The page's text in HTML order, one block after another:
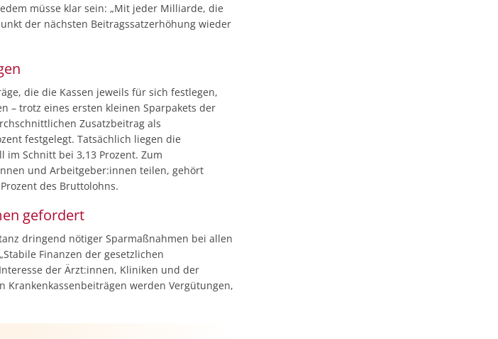
müsse klar sein: „Mit jeder Milliarde, die
der nächsten Beitragssatzerhöhung wieder
die die Kassen jeweils für sich festlegen,
– trotz eines ersten kleinen Sparpakets der
Zusatzbeitrag als
festgelegt. Tatsächlich liegen die
im Schnitt bei 3,13 Prozent. Zum
und Arbeitgeber:innen teilen, gehört
des Bruttolohns.
gefordert
dringend nötiger Sparmaßnahmen bei allen
Finanzen der gesetzlichen
der Ärzt:innen, Kliniken und der
Krankenkassenbeiträgen werden Vergütungen,